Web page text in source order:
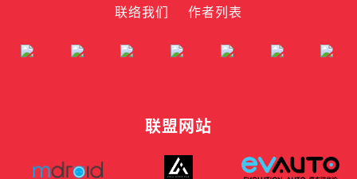
联络我们
作者列表
联盟网站